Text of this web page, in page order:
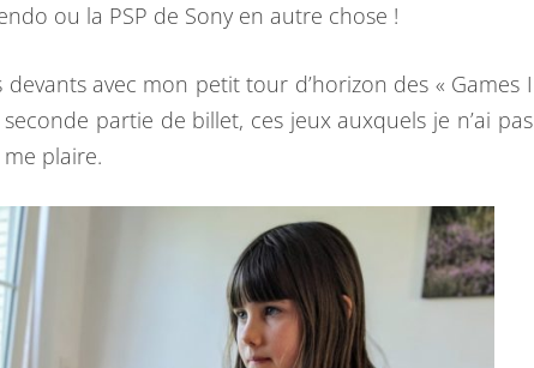
L
S
I
ou la PSP de Sony en autre chose !
avec mon petit tour d’horizon des « Games I
partie de billet, ces jeux auxquels je n’ai pas
plaire.